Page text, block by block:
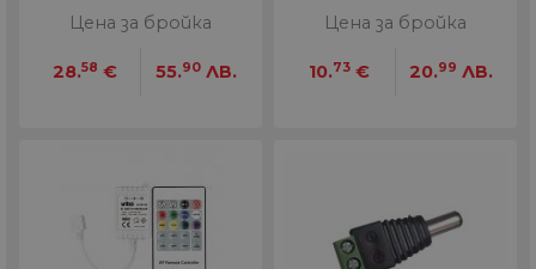
контролер
Цена за бройка
28.58 € 55.90 ЛВ.
Цена за бройка
10.73 € 20.99 ЛВ.